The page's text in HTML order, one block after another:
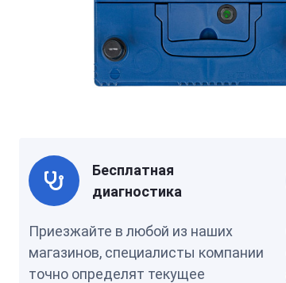
Бесплатная
диагностика
Приезжайте в любой из наших
магазинов, специалисты компании
точно определят текущее